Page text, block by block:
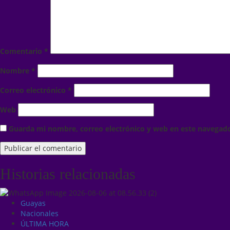
Comentario *
Nombre *
Correo electrónico *
Web
Guarda mi nombre, correo electrónico y web en este
Historias relacionadas
Guayas
Nacionales
ÚLTIMA HORA